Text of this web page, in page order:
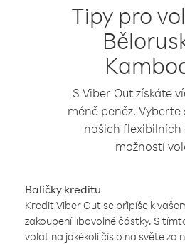
Tipy pro
S Viber Out získáte
méně peněz. Vyberte
našich flexibilních
možností
Balíčky kreditu
Kredit Viber Out se připíše k
zakoupení libovolné částky. S
volat na jakékoli číslo na světe za